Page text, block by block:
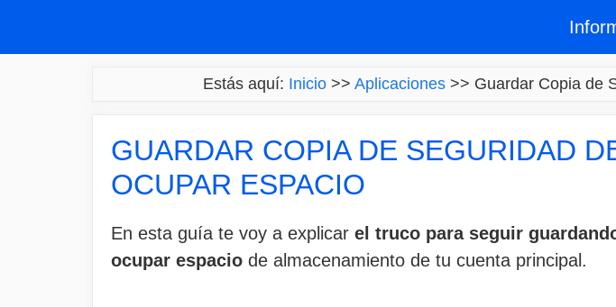
Estás aquí: Inicio >> Aplicaciones >> Guardar Copia de
GUARDAR COPIA DE SEGURIDAD
OCUPAR ESPACIO
En esta guía te voy a explicar el truco para seguir
ocupar espacio de almacenamiento de tu cuenta principal.